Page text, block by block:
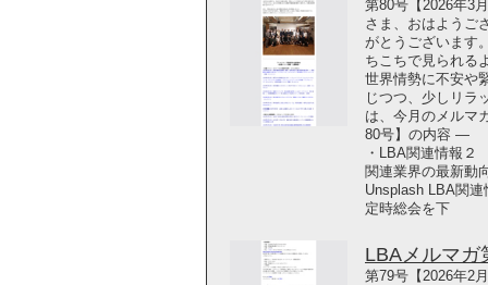
第80号【2026年3
さま、おはようご
がとうございます
ちこちで見られる
世界情勢に不安や
じつつ、少しリ
は、今月のメルマ
80号】の内容 ―
・LBA関連情報
関連業界の最新動
Unsplash LBA関
定時総会を下
LBAメルマガ
第79号【2026年2